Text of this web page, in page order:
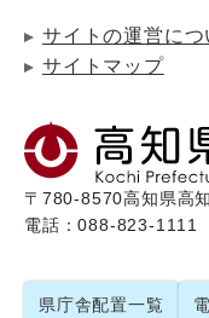
サイトの運営につ
サイトマップ
〒780-8570高知県高
電話：088-823-1111
県庁舎配置一覧